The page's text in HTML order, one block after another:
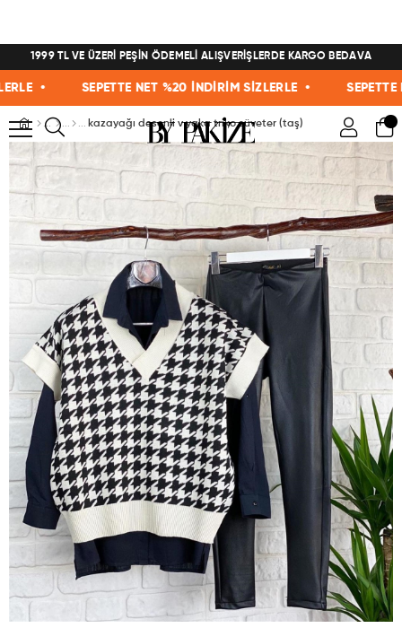
1999 TL VE ÜZERİ PEŞİN ÖDEMELİ ALIŞVERİŞLERDE KARGO BEDAVA
• SEPETTE NET %20 İNDİRİM SİZLERLE • SEPETTE
kazayağı desenli v yaka triko süveter (taş)